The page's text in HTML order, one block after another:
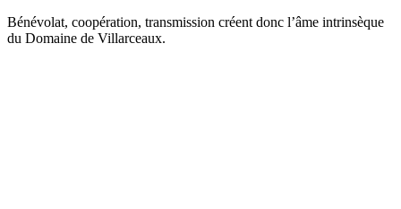
Bénévolat, coopération, transmission créent donc l’âme intrinsèque
du Domaine de Villarceaux.